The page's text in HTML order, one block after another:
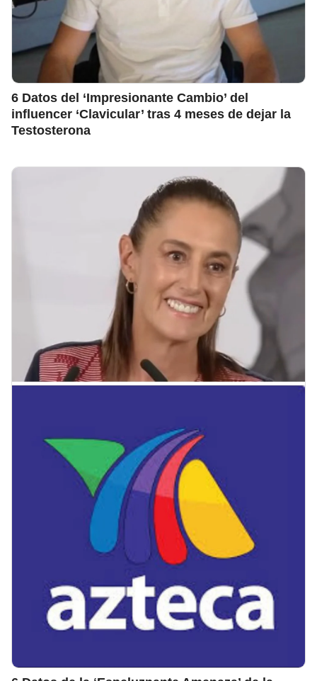
6 Datos del ‘Impresionante Cambio’ del
influencer ‘Clavicular’ tras 4 meses de dejar la
Testosterona